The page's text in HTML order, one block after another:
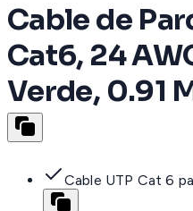
Cable de
Cat6, 24
Verde, 0.91
Cable UTP Cat 6